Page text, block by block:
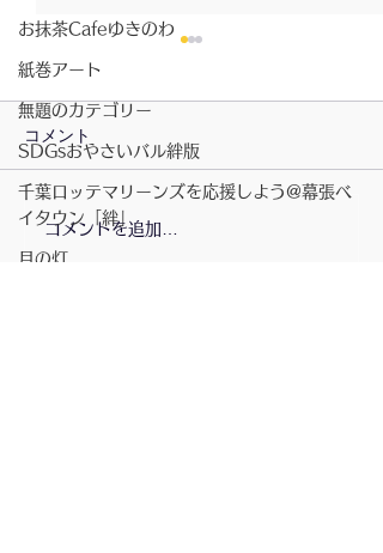
お抹茶Cafeゆきのわ
紙巻アート
無題のカテゴリー
SDGsおやさいバル絆版
千葉ロッテマリーンズを応援しよう@幕張ベ
イタウン「絆」
月の灯
2026/07/23〜月の灯
コメント
コメントを追加…